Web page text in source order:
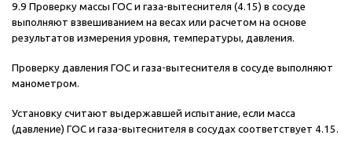
9.9 Проверку массы ГОС и газа-вытеснителя (4.15) в сосуде
выполняют взвешиванием на весах или расчетом на основе
результатов измерения уровня, температуры, давления.
Проверку давления ГОС и газа-вытеснителя в сосуде выполняют
манометром.
Установку считают выдержавшей испытание, если масса
(давление) ГОС и газа-вытеснителя в сосудах соответствует 4.15.